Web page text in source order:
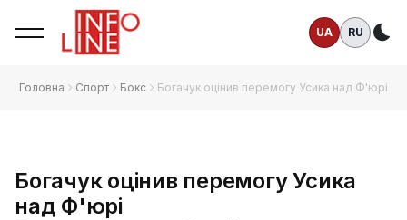
UA RU
Головна Спорт Бокс Богачук оцінив перемогу Усика над Ф'юрі
Богачук оцінив перемогу Усика
над Ф'юрі